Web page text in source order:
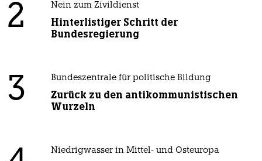
2 Nein zum Zivildienst
Hinterlistiger Schritt der
Bundesregierung
3 Bundeszentrale für politische Bildung
Zurück zu den antikommunistischen
Wurzeln
Niedrigwasser in Mittel- und Osteuropa